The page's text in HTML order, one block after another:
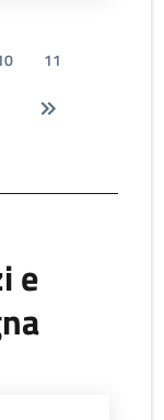
11
e